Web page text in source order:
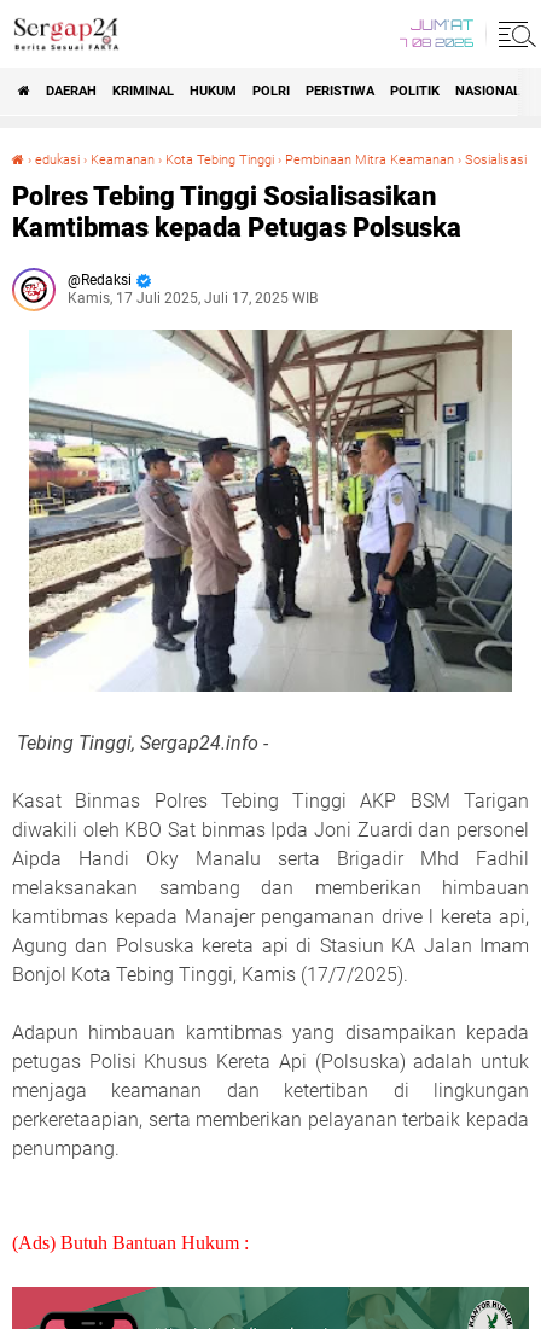
JUM'AT
7 08 2026
DAERAH KRIMINAL HUKUM POLRI PERISTIWA POLITIK NASIONAL
› edukasi › Keamanan › Kota Tebing Tinggi › Pembinaan Mitra Keamanan › Sosialisasi
Polres Tebing Tinggi Sosialisasikan
Kamtibmas kepada Petugas Polsuska
Redaksi
Kamis, 17 Juli 2025, Juli 17, 2025 WIB
Tebing Tinggi, Sergap24.info -
Kasat Binmas Polres Tebing Tinggi AKP BSM Tarigan
diwakili oleh KBO Sat binmas Ipda Joni Zuardi dan personel
Aipda Handi Oky Manalu serta Brigadir Mhd Fadhil
melaksanakan sambang dan memberikan himbauan
kamtibmas kepada Manajer pengamanan drive l kereta api,
Agung dan Polsuska kereta api di Stasiun KA Jalan Imam
Bonjol Kota Tebing Tinggi, Kamis (17/7/2025).
Adapun himbauan kamtibmas yang disampaikan kepada
petugas Polisi Khusus Kereta Api (Polsuska) adalah untuk
menjaga keamanan dan ketertiban di lingkungan
perkeretaapian, serta memberikan pelayanan terbaik kepada
penumpang.
(Ads) Butuh Bantuan Hukum :